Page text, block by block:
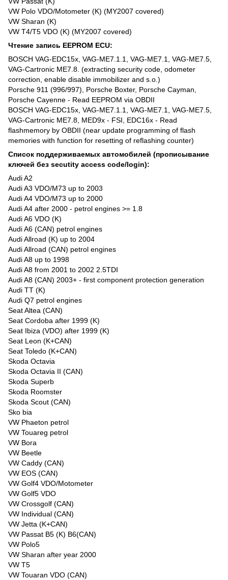
VW Polo VDO/Motometer (K) (MY2007 covered)
VW Sharan (K)
VW T4/T5 VDO (K) (MY2007 covered)
Чтение запись EEPROM ECU:
BOSCH VAG-EDC15x, VAG-ME7.1.1, VAG-ME7.1, VAG-ME7.5,
VAG-Cartronic ME7.8. (extracting security code, odometer
correction, enable disable immobilizer and s.o.)
Porsche 911 (996/997), Porsche Boxter, Porsche Cayman,
Porsche Cayenne - Read EEPROM via OBDII
BOSCH VAG-EDC15x, VAG-ME7.1.1, VAG-ME7.1, VAG-ME7.5,
VAG-Cartronic ME7.8, MED9x - FSI, EDC16x - Read
flashmemory by OBDII (near update programming of flash
memories with function for resetting of reflashing counter)
Список поддерживаемых автомобилей (прописывание
ключей без secutity access code/login):
Audi A2
Audi A3 VDO/M73 up to 2003
Audi A4 VDO/M73 up to 2000
Audi A4 after 2000 - petrol engines >= 1.8
Audi A6 VDO (K)
Audi A6 (CAN) petrol engines
Audi Allroad (K) up to 2004
Audi Allroad (CAN) petrol engines
Audi A8 up to 1998
Audi A8 from 2001 to 2002 2.5TDI
Audi A8 (CAN) 2003+ - first component protection generation
Audi TT (K)
Audi Q7 petrol engines
Seat Altea (CAN)
Seat Cordoba after 1999 (K)
Seat Ibiza (VDO) after 1999 (K)
Seat Leon (K+CAN)
Seat Toledo (K+CAN)
Skoda Octavia
Skoda Octavia II (CAN)
Skoda Superb
Skoda Roomster
Skoda Scout (CAN)
Sko bia
VW Phaeton petrol
VW Touareg petrol
VW Bora
VW Beetle
VW Caddy (CAN)
VW EOS (CAN)
VW Golf4 VDO/Motometer
VW Golf5 VDO
VW Crossgolf (CAN)
VW Individual (CAN)
VW Jetta (K+CAN)
VW Passat B5 (K) B6(CAN)
VW Polo5
VW Sharan after year 2000
VW T5
VW Touaran VDO (CAN)